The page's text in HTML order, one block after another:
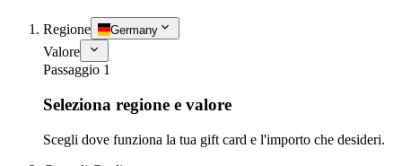
Regione Germany
Valore
Passaggio 1
Seleziona regione e valore
Scegli dove funziona la tua gift card e l'importo che desideri.